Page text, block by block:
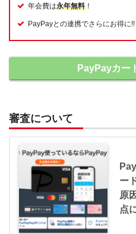
年会費は永年無料 ！
PayPayとの連携でさらにお得に!!
PayPayカー
審査について
ー
原
点